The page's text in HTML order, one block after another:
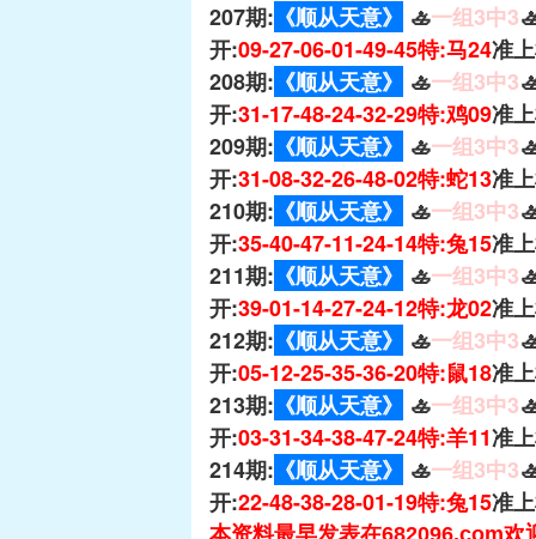
207期: 《顺从天意》 🚣一组3中3
开:09-27-06-01-49-45特:马24准
208期: 《顺从天意》 🚣一组3中3
开:31-17-48-24-32-29特:鸡09准
209期: 《顺从天意》 🚣一组3中3
开:31-08-32-26-48-02特:蛇13准
210期: 《顺从天意》 🚣一组3中3
开:35-40-47-11-24-14特:兔15准
211期: 《顺从天意》 🚣一组3中3
开:39-01-14-27-24-12特:龙02准
212期: 《顺从天意》 🚣一组3中3
开:05-12-25-35-36-20特:鼠18准
213期: 《顺从天意》 🚣一组3中3
开:03-31-34-38-47-24特:羊11准
214期: 《顺从天意》 🚣一组3中3
开:22-48-38-28-01-19特:兔15准
本资料最早发表在682096.com欢